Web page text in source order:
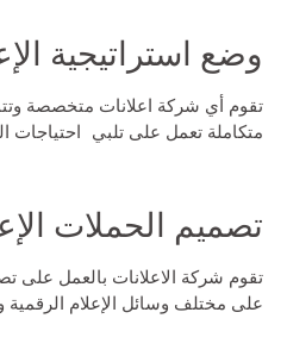
وضع استراتيجية
تقوم أي شركة اعلانات متخصصة
متكاملة تعمل على تلبي احتياجات
تصميم الحملات
تقوم شركة الاعلانات بالعمل على
على مختلف وسائل الإعلام الرقمية